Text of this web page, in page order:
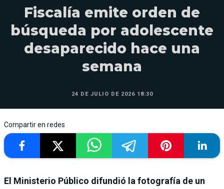
Fiscalía emite orden de
búsqueda por adolescente
desaparecido hace una
semana
24 DE JULIO DE 2026 18:30
Compartir en redes
El Ministerio Público difundió la fotografía de un